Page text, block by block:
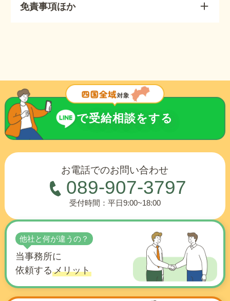
免責事項ほか
で受給相談をする
お電話でのお問い合わせ
089-907-3797
受付時間：平日9:00~18:00
他社と何が違うの？
当事務所に
依頼するメリット